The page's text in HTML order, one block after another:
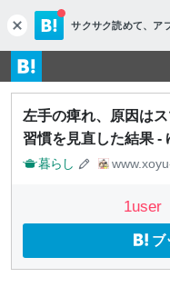
c
l
o
s
e
サクサク読めて、 ア
左手の痺れ、原因は
習慣を見直した結果 -
暮らし
1user
ブ